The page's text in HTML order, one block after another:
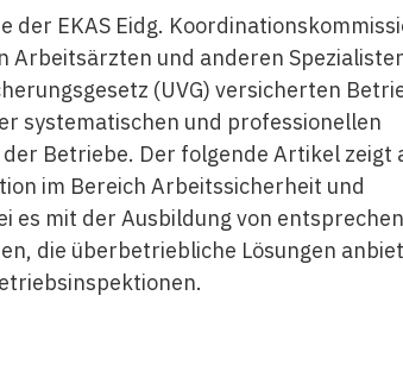
EKAS Eidg.
Arbeitsärzten und anderen
(UVG) versicherten
systematischen und professionellen
Betriebe. Der folgende Artikel zeigt
im Bereich Arbeitssicherheit und
es mit der Ausbildung von
die überbetriebliche Lösungen